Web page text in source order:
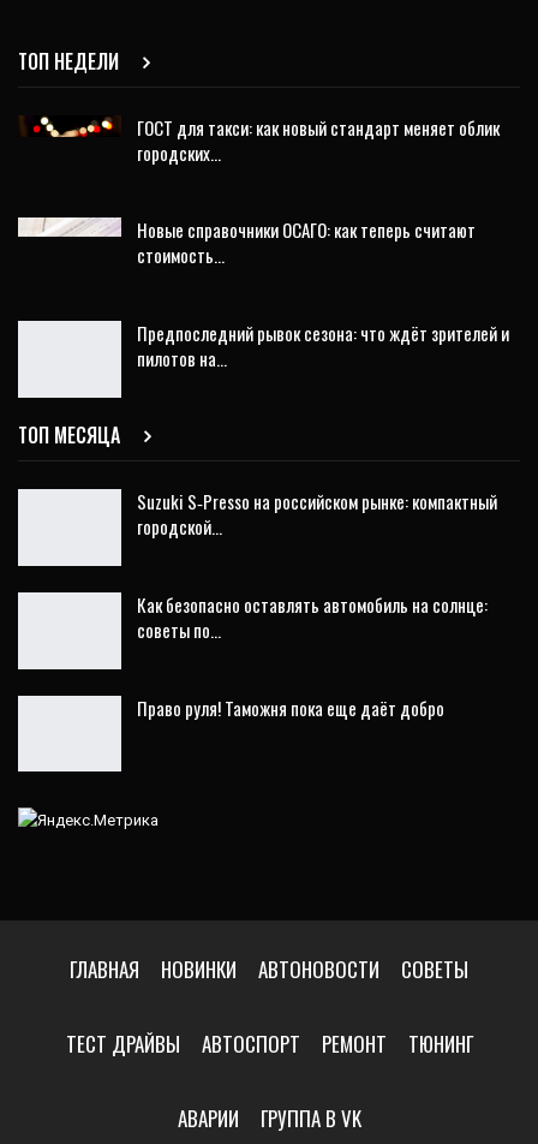
ТОП НЕДЕЛИ
ГОСТ для такси: как новый стандарт меняет облик
городских…
Новые справочники ОСАГО: как теперь считают
стоимость…
Предпоследний рывок сезона: что ждёт зрителей и
пилотов на…
ТОП МЕСЯЦА
Suzuki S‑Presso на российском рынке: компактный
городской…
Как безопасно оставлять автомобиль на солнце:
советы по…
Право руля! Таможня пока еще даёт добро
ГЛАВНАЯ НОВИНКИ АВТОНОВОСТИ СОВЕТЫ
ТЕСТ ДРАЙВЫ АВТОСПОРТ РЕМОНТ ТЮНИНГ
АВАРИИ ГРУППА В VK